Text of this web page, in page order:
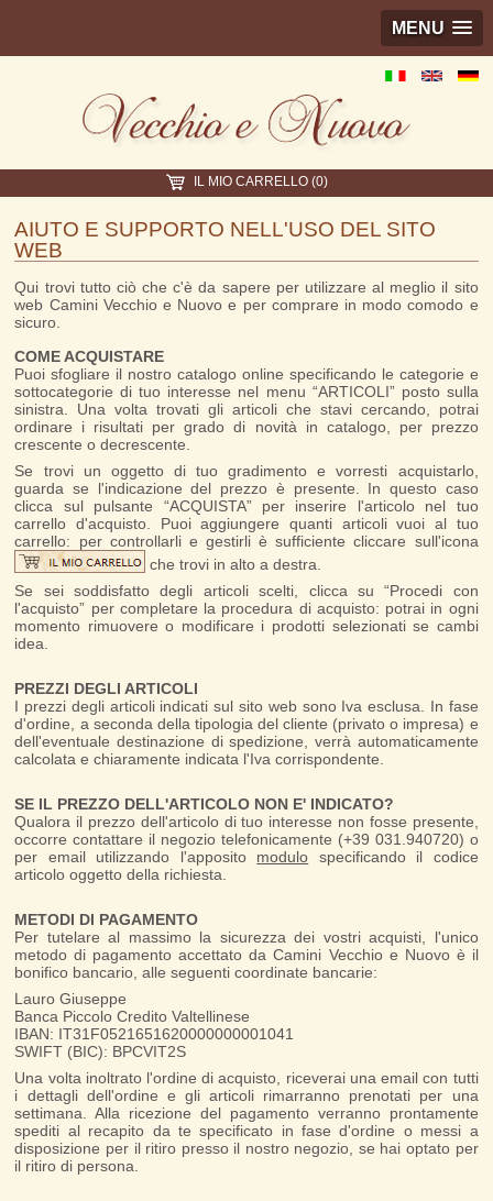
MENU
IL MIO CARRELLO (0)
AIUTO E SUPPORTO NELL'USO DEL SITO
WEB
Qui trovi tutto ciò che c'è da sapere per utilizzare al meglio il sito
web Camini Vecchio e Nuovo e per comprare in modo comodo e
sicuro.
COME ACQUISTARE
Puoi sfogliare il nostro catalogo online specificando le categorie e
sottocategorie di tuo interesse nel menu “ARTICOLI” posto sulla
sinistra. Una volta trovati gli articoli che stavi cercando, potrai
ordinare i risultati per grado di novità in catalogo, per prezzo
crescente o decrescente.
Se trovi un oggetto di tuo gradimento e vorresti acquistarlo,
guarda se l'indicazione del prezzo è presente. In questo caso
clicca sul pulsante “ACQUISTA” per inserire l'articolo nel tuo
carrello d'acquisto. Puoi aggiungere quanti articoli vuoi al tuo
carrello: per controllarli e gestirli è sufficiente cliccare sull'icona
che trovi in alto a destra.
Se sei soddisfatto degli articoli scelti, clicca su “Procedi con
l'acquisto” per completare la procedura di acquisto: potrai in ogni
momento rimuovere o modificare i prodotti selezionati se cambi
idea.
PREZZI DEGLI ARTICOLI
I prezzi degli articoli indicati sul sito web sono Iva esclusa. In fase
d'ordine, a seconda della tipologia del cliente (privato o impresa) e
dell'eventuale destinazione di spedizione, verrà automaticamente
calcolata e chiaramente indicata l'Iva corrispondente.
SE IL PREZZO DELL'ARTICOLO NON E' INDICATO?
Qualora il prezzo dell'articolo di tuo interesse non fosse presente,
occorre contattare il negozio telefonicamente (+39 031.940720) o
per email utilizzando l'apposito modulo specificando il codice
articolo oggetto della richiesta.
METODI DI PAGAMENTO
Per tutelare al massimo la sicurezza dei vostri acquisti, l'unico
metodo di pagamento accettato da Camini Vecchio e Nuovo è il
bonifico bancario, alle seguenti coordinate bancarie:
Lauro Giuseppe
Banca Piccolo Credito Valtellinese
IBAN: IT31F0521651620000000001041
SWIFT (BIC): BPCVIT2S
Una volta inoltrato l'ordine di acquisto, riceverai una email con tutti
i dettagli dell'ordine e gli articoli rimarranno prenotati per una
settimana. Alla ricezione del pagamento verranno prontamente
spediti al recapito da te specificato in fase d'ordine o messi a
disposizione per il ritiro presso il nostro negozio, se hai optato per
il ritiro di persona.